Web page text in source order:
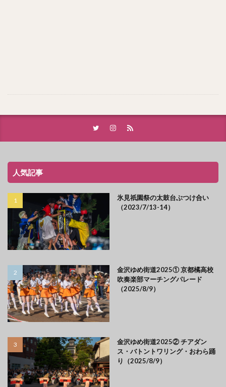
人気記事
氷見祇園祭の太鼓台ぶつけ合い
（2023/7/13-14）
金沢ゆめ街道2025① 京都橘高校
吹奏楽部マーチングパレード
（2025/8/9）
金沢ゆめ街道2025② チアダン
ス・バトントワリング・おわら踊
り（2025/8/9）